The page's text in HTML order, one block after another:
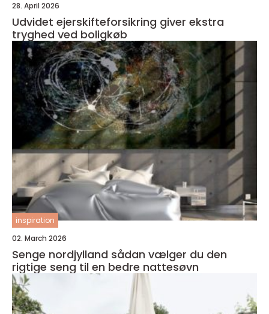
28. April 2026
Udvidet ejerskifteforsikring giver ekstra
tryghed ved boligkøb
inspiration
02. March 2026
Senge nordjylland sådan vælger du den
rigtige seng til en bedre nattesøvn